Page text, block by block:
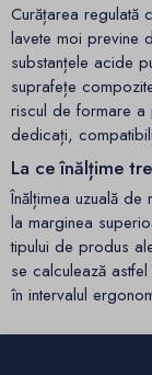
Curățarea regulată
lavete moi previne
substanțele acide
suprafețe
riscul de formare a
dedicați,
La ce înălțime
Înălțimea uzuală
la marginea
tipului de produs
se calculează
în intervalul